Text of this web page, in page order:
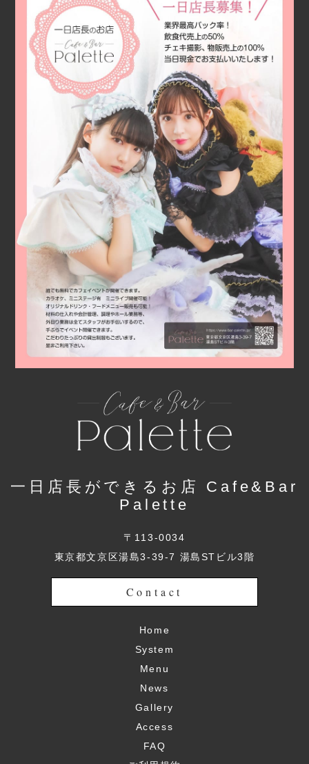
一日店長ができるお店 Cafe&Bar
Palette
〒113-0034
東京都文京区湯島3-39-7 湯島STビル3階
Contact
Home
System
Menu
News
Gallery
Access
FAQ